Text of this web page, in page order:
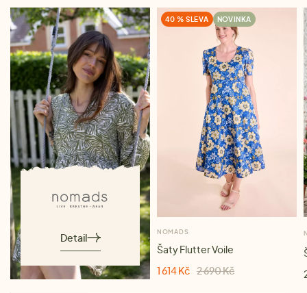
Detail
40 % SLEVA NOVINKA
NOMADS
Šaty Flutter Voile
1 614 Kč 2 690 Kč